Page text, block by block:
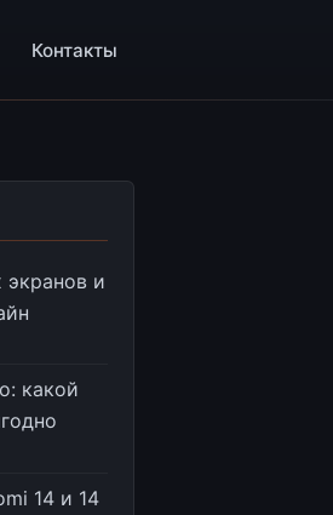
Контакты
экранов и
какой
14 и 14